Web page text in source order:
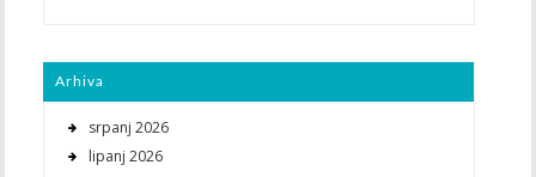
Arhiva
srpanj 2026
lipanj 2026